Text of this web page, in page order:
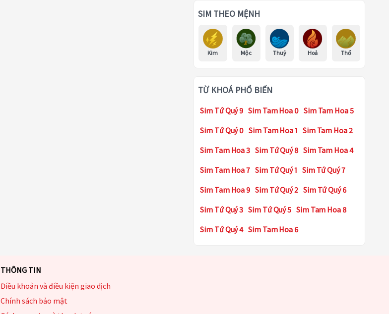
SIM THEO MỆNH
Kim Mộc Thuỷ Hoả Thổ
TỪ KHOÁ PHỔ BIẾN
Sim Tứ Quý 9 Sim Tam Hoa 0 Sim Tam Hoa 5
Sim Tứ Quý 0 Sim Tam Hoa 1 Sim Tam Hoa 2
Sim Tam Hoa 3 Sim Tứ Quý 8 Sim Tam Hoa 4
Sim Tam Hoa 7 Sim Tứ Quý 1 Sim Tứ Quý 7
Sim Tam Hoa 9 Sim Tứ Quý 2 Sim Tứ Quý 6
Sim Tứ Quý 3 Sim Tứ Quý 5 Sim Tam Hoa 8
Sim Tứ Quý 4 Sim Tam Hoa 6
THÔNG TIN
Điều khoản và điều kiện giao dịch
Chính sách bảo mật